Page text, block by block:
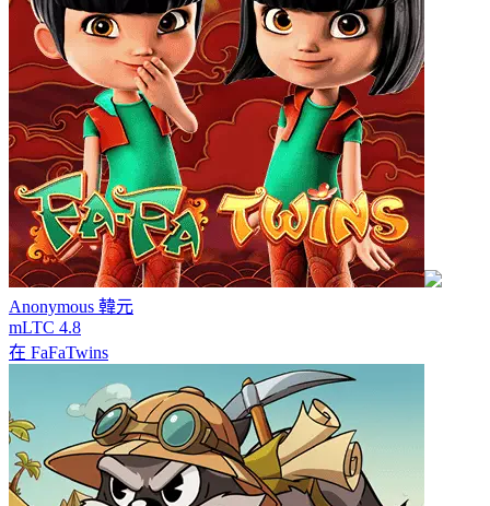
Anonymous 韓元
mLTC 4.8
在 FaFaTwins